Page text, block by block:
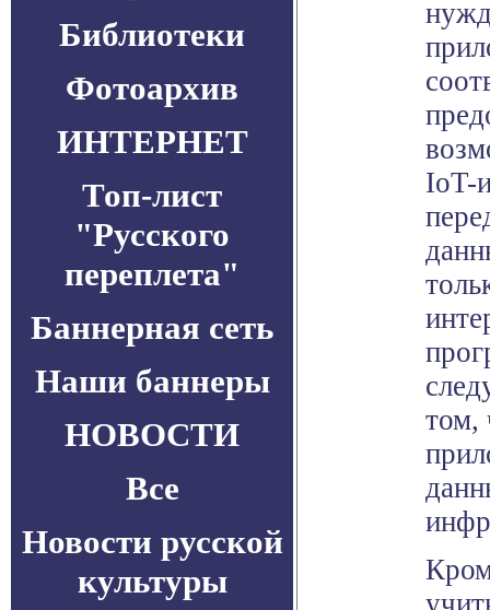
Библиотеки
Фотоархив
ИНТЕРНЕТ
Топ-лист
"Русского
переплета"
Баннерная сеть
Наши баннеры
НОВОСТИ
Все
Новости русской
культуры
IoT-
том,